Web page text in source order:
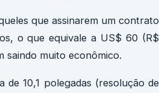
que assinarem um contrato
o que equivale a US$ 60 (R$
saindo muito econômico.
de 10,1 polegadas (resolução de